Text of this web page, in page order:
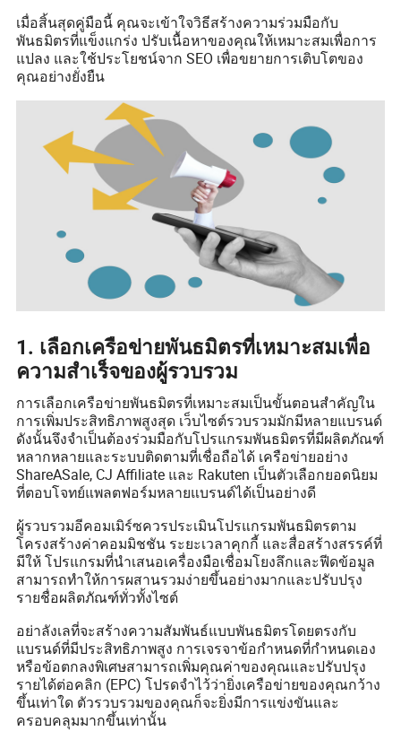
เมื่อสิ้นสุดคู่มือนี้ คุณจะเข้าใจวิธีสร้างความร่วมมือกับ
พันธมิตรที่แข็งแกร่ง ปรับเนื้อหาของคุณให้เหมาะสมเพื่อการ
แปลง และใช้ประโยชน์จาก SEO เพื่อขยายการเติบโตของ
คุณอย่างยั่งยืน
1. เลือกเครือข่ายพันธมิตรที่เหมาะสมเพื่อ
ความสำเร็จของผู้รวบรวม
การเลือกเครือข่ายพันธมิตรที่เหมาะสมเป็นขั้นตอนสำคัญใน
การเพิ่มประสิทธิภาพสูงสุด เว็บไซต์รวบรวมมักมีหลายแบรนด์
ดังนั้นจึงจำเป็นต้องร่วมมือกับโปรแกรมพันธมิตรที่มีผลิตภัณฑ์
หลากหลายและระบบติดตามที่เชื่อถือได้ เครือข่ายอย่าง
ShareASale, CJ Affiliate และ Rakuten เป็นตัวเลือกยอดนิยม
ที่ตอบโจทย์แพลตฟอร์มหลายแบรนด์ได้เป็นอย่างดี
ผู้รวบรวมอีคอมเมิร์ซควรประเมินโปรแกรมพันธมิตรตาม
โครงสร้างค่าคอมมิชชัน ระยะเวลาคุกกี้ และสื่อสร้างสรรค์ที่
มีให้ โปรแกรมที่นำเสนอเครื่องมือเชื่อมโยงลึกและฟีดข้อมูล
สามารถทำให้การผสานรวมง่ายขึ้นอย่างมากและปรับปรุง
รายชื่อผลิตภัณฑ์ทั่วทั้งไซต์
อย่าลังเลที่จะสร้างความสัมพันธ์แบบพันธมิตรโดยตรงกับ
แบรนด์ที่มีประสิทธิภาพสูง การเจรจาข้อกำหนดที่กำหนดเอง
หรือข้อตกลงพิเศษสามารถเพิ่มคุณค่าของคุณและปรับปรุง
รายได้ต่อคลิก (EPC) โปรดจำไว้ว่ายิ่งเครือข่ายของคุณกว้าง
ขึ้นเท่าใด ตัวรวบรวมของคุณก็จะยิ่งมีการแข่งขันและ
ครอบคลุมมากขึ้นเท่านั้น